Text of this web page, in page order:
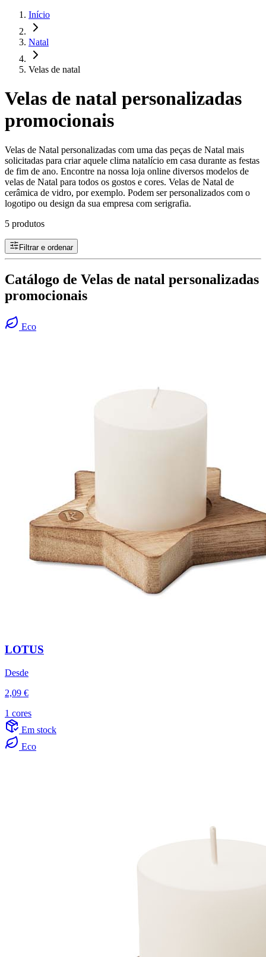
Início
Natal
Velas de natal
Velas de natal personalizadas
promocionais
Velas de Natal personalizadas com uma das peças de Natal mais
solicitadas para criar aquele clima natalício em casa durante as festas
de fim de ano. Encontre na nossa loja online diversos modelos de
velas de Natal para todos os gostos e cores. Velas de Natal de
cerâmica de vidro, por exemplo. Podem ser personalizados com o
logotipo ou design da sua empresa com serigrafia.
5 produtos
Filtrar e ordenar
Catálogo de Velas de natal personalizadas
promocionais
Eco
LOTUS
Desde
2,09 €
1 cores
Em stock
Eco